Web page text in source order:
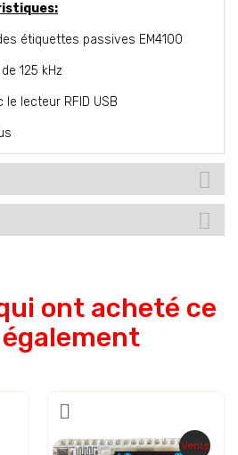
étiquettes passives EM4100
125 kHz
lecteur RFID USB
ont acheté ce
Vente